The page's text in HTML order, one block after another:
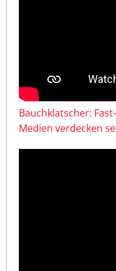
Bauchklatscher:
Medien verdecken